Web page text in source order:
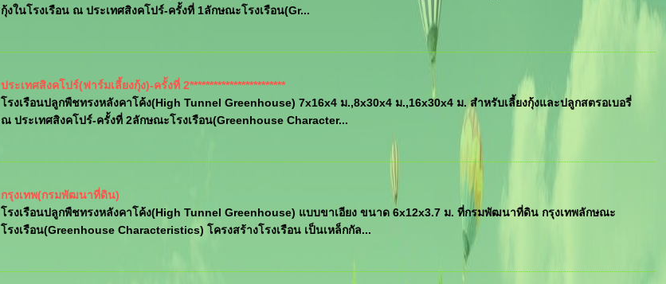
กุ้งในโรงเรือน ณ ประเทศสิงคโปร์-ครั้งที่ 1ลักษณะโรงเรือน(Gr...
ประเทศสิงคโปร์(ฟาร์มเลี้ยงกุ้ง)-ครั้งที่ 2************************
โรงเรือนปลูกพืชทรงหลังคาโค้ง(High Tunnel Greenhouse) 7x16x4 ม.,8x30x4 ม.,16x30x4 ม. สำหรับเลี้ยงกุ้งและปลูกสตรอเบอรี่
ณ ประเทศสิงคโปร์-ครั้งที่ 2ลักษณะโรงเรือน(Greenhouse Character...
กรุงเทพ(กรมพัฒนาที่ดิน)
โรงเรือนปลูกพืชทรงหลังคาโค้ง(High Tunnel Greenhouse) แบบขาเอียง ขนาด 6x12x3.7 ม. ที่กรมพัฒนาที่ดิน กรุงเทพลักษณะ
โรงเรือน(Greenhouse Characteristics) โครงสร้างโรงเรือน เป็นเหล็กกัล...